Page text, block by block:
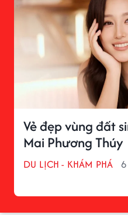
Vẻ đẹp vùng đất
Mai Phương Thúy
DU LỊCH - KHÁM PHÁ